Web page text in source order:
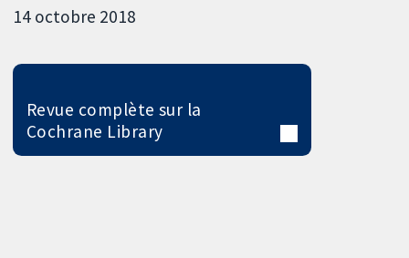
14 octobre 2018
Revue complète sur la
Cochrane Library